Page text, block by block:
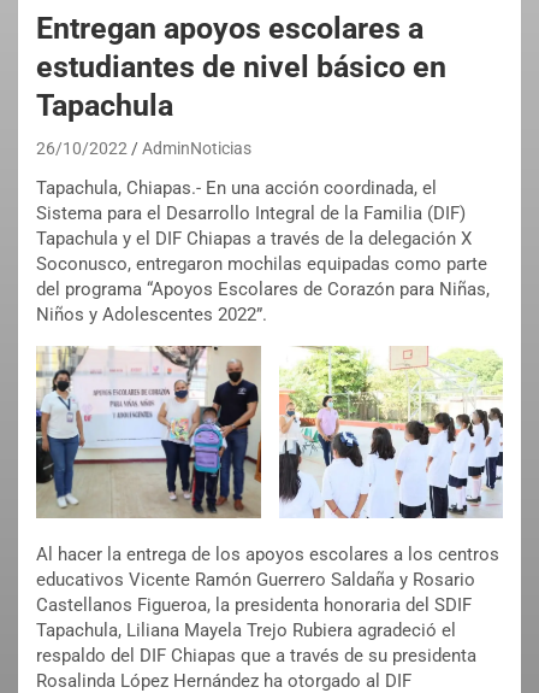
Entregan apoyos escolares a
estudiantes de nivel básico en
Tapachula
26/10/2022 AdminNoticias
Tapachula, Chiapas.- En una acción coordinada, el
Sistema para el Desarrollo Integral de la Familia (DIF)
Tapachula y el DIF Chiapas a través de la delegación X
Soconusco, entregaron mochilas equipadas como parte
del programa “Apoyos Escolares de Corazón para Niñas,
Niños y Adolescentes 2022”.
Al hacer la entrega de los apoyos escolares a los centros
educativos Vicente Ramón Guerrero Saldaña y Rosario
Castellanos Figueroa, la presidenta honoraria del SDIF
Tapachula, Liliana Mayela Trejo Rubiera agradeció el
respaldo del DIF Chiapas que a través de su presidenta
Rosalinda López Hernández ha otorgado al DIF